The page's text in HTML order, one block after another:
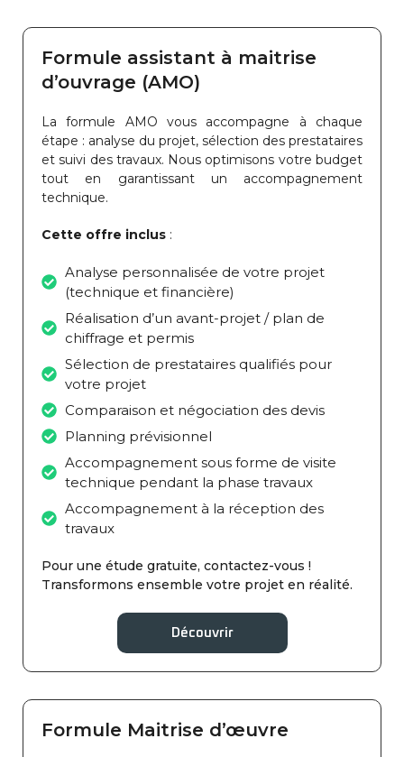
Formule assistant à maitrise
d’ouvrage (AMO)
La formule AMO vous accompagne à chaque
étape : analyse du projet, sélection des prestataires
et suivi des travaux. Nous optimisons votre budget
tout en garantissant un accompagnement
technique.
Cette offre inclus :
Analyse personnalisée de votre projet
(technique et financière)
Réalisation d’un avant-projet / plan de
chiffrage et permis
Sélection de prestataires qualifiés pour
votre projet
Comparaison et négociation des devis
Planning prévisionnel
Accompagnement sous forme de visite
technique pendant la phase travaux
Accompagnement à la réception des
travaux
Pour une étude gratuite, contactez-vous !
Transformons ensemble votre projet en réalité.
Découvrir
Formule Maitrise d’œuvre